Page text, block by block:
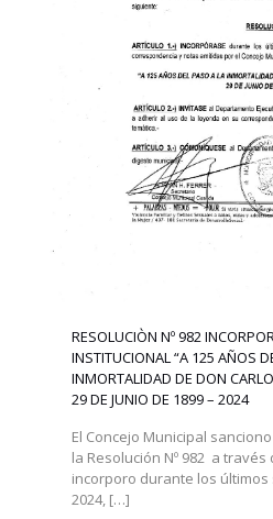
RESOLUCIÒN Nº 982
INSTITUCIONAL “A 125 AÑOS
INMORTALIDAD DE DON
29 DE JUNIO DE 1899 – 2024
El Concejo Municipal
la Resolución Nº 982 a través
incorporo durante los
2024, […]